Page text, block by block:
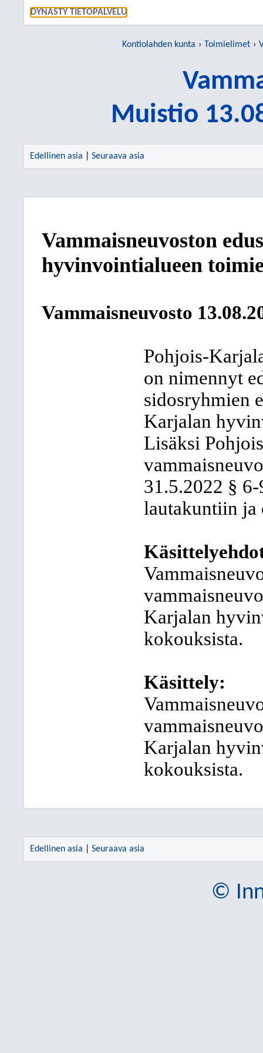
DYNASTY TIETOPALVELU
Kontiolahden kunta Toimielimet
Muistio
Edellinen asia Seuraava asia
Vammaisneuvoston
hyvinvointialueen
Vammaisneuvosto
Pohjois-
on nimennyt
sidosryhmien
Karjalan
Lisäksi
31.5.2022 §
lautakuntiin ja
Karjalan
kokouksista.
Käsittely:
Karjalan
kokouksista.
Edellinen asia Seuraava asia
©